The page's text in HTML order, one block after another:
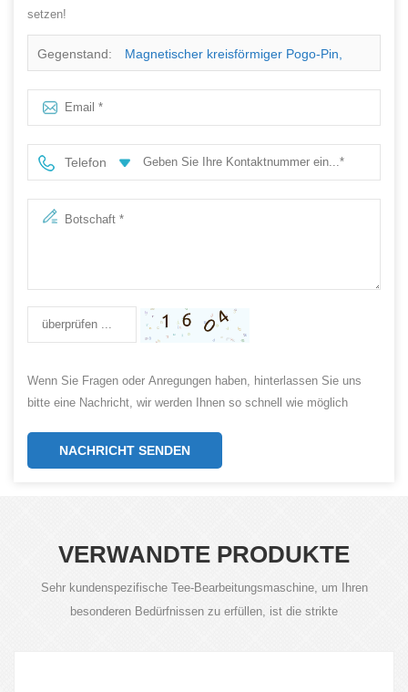
setzen!
Gegenstand: Magnetischer kreisförmiger Pogo-Pin,
weltweit exportiert
Telefon
Wenn Sie Fragen oder Anregungen haben, hinterlassen Sie uns
bitte eine Nachricht, wir werden Ihnen so schnell wie möglich
NACHRICHT SENDEN
VERWANDTE PRODUKTE
Sehr kundenspezifische Tee-Bearbeitungsmaschine, um Ihren
besonderen Bedürfnissen zu erfüllen, ist die strikte